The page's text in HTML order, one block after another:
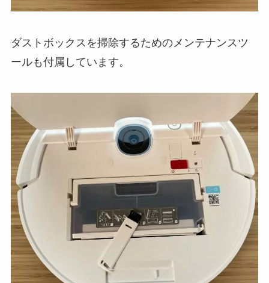
ダストボックスを掃除するためのメンテナンスツ
ールも付属しています。